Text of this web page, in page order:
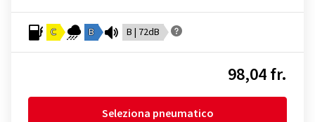
C B B | 72dB
98,04 fr.
Seleziona pneumatico